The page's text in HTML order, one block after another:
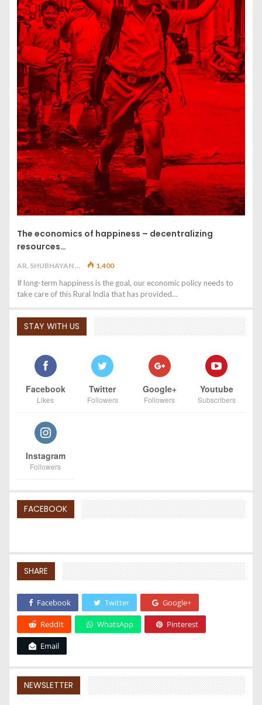
The economics of happiness – decentralizing
resources…
AR. SHUBHAYAN M 1,400
If long-term happiness is the goal, our economic policy needs to
take care of this Rural India that has provided…
STAY WITH US
Facebook
Likes
Twitter
Followers
Google+
Followers
Youtube
Subscribers
Instagram
Followers
FACEBOOK
SHARE
Facebook Twitter Google+
ReddIt WhatsApp Pinterest
Email
NEWSLETTER